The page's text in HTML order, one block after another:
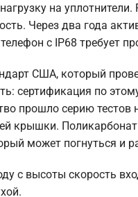
на
Через два года
с IP68 требует
США, который
сертификация по
прошло серию
крышки.
может погнуться и
с высоты скорость